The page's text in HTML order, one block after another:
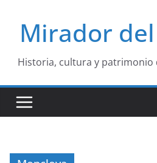
contenido
Mirador
Historia, cultura y patrimonio